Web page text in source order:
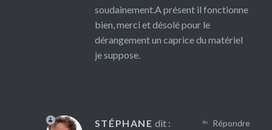
soudainement.A présent il fonctionne
bien, merci et désolé pour le
dérangement un caprice du matériel
je suppose.
STÉPHANE dit : Répondre